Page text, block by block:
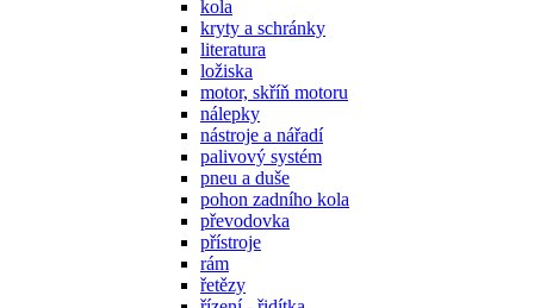
kola
kryty a schránky
literatura
ložiska
motor, skříň motoru
nálepky
nástroje a nářadí
palivový systém
pneu a duše
pohon zadního kola
převodovka
přístroje
rám
řetězy